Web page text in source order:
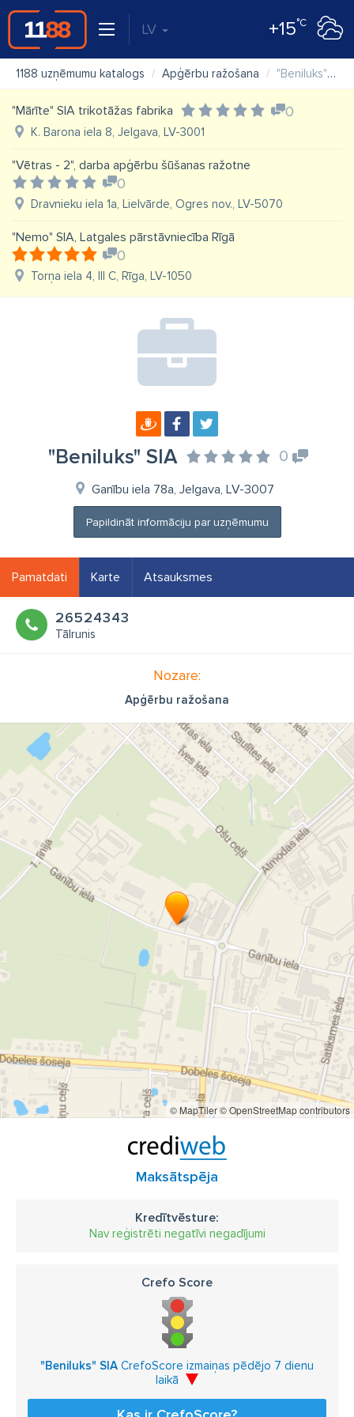
LV +15°C
1188 uzņēmumu katalogs Apģērbu ražošana "Beniluks" SIA
"Mārīte" SIA trikotāžas fabrika 0
K. Barona iela 8, Jelgava, LV-3001
"Vētras - 2", darba apģērbu šūšanas ražotne
0
Dravnieku iela 1a, Lielvārde, Ogres nov., LV-5070
"Nemo" SIA, Latgales pārstāvniecība Rīgā
0
Torņa iela 4, III C, Rīga, LV-1050
"Beniluks" SIA 0
Ganību iela 78a, Jelgava, LV-3007
Papildināt informāciju par uzņēmumu
Pamatdati Karte Atsauksmes
26524343
Tālrunis
Nozare:
Apģērbu ražošana
© MapTiler© OpenStreetMap contributors
Maksātspēja
Kredītvēsture:
Nav reģistrēti negatīvi negadījumi
Crefo Score
"Beniluks" SIA CrefoScore izmaiņas pēdējo 7 dienu
laikā